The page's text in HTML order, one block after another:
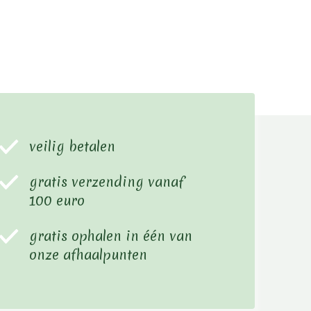
veilig betalen
gratis verzending vanaf
100 euro
gratis ophalen in één van
onze afhaalpunten